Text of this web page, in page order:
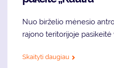
Nuo birželio mėnesio
rajono teritorijoje pasikeitė
Skaityti daugiau